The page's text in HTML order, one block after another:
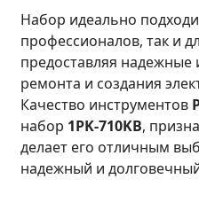
Набор идеально
профессионалов, так и
предоставляя надежные
ремонта и создания
Качество инструментов
набор 1PK-710KB,
делает его отличным
надежный и